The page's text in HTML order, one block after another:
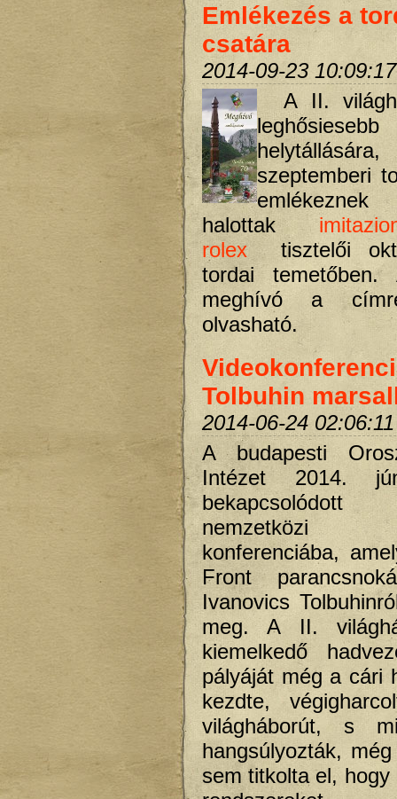
Emlékezés a
csatára
2014-09-23 10:09:17
A II.
szeptemberi
halottak
rolex tisztelői
tordai temetőben.
meghívó a
olvasható.
Tolbuhin
2014-06-24 02:06:11
A budapesti
Intézet 2014.
nemzetközi
konferenciába,
Front
Ivanovics
meg. A II.
kiemelkedő
pályáját még a cári
kezdte,
világháborút, s
hangsúlyozták,
sem titkolta el, hogy